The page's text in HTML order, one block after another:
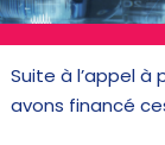
Suite à l’appel à
avons financé